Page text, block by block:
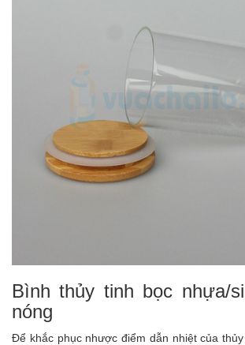
Bình thủy tinh bọc nhựa/
nóng
Để khắc phục nhược điểm dẫn nhiệt của